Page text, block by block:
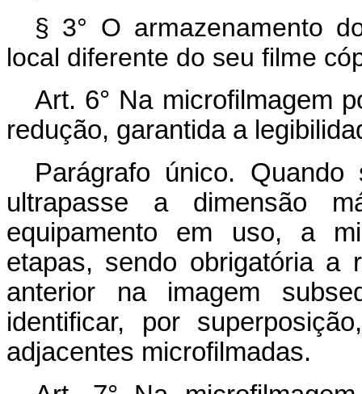
§ 3° O armazenamento
local diferente do seu filme
Art. 6° Na microfilmagem
redução, garantida a
Parágrafo único.
ultrapasse a dimensão
equipamento em uso, a
etapas, sendo obrigatória a
anterior na imagem
identificar, por
adjacentes microfilmadas.